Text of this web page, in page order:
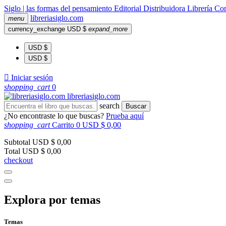
Siglo | las formas del pensamiento Editorial Distribuidora Librería
menu libreriasiglo.com
currency_exchange USD $ expand_more
USD $
USD $
 Iniciar sesión
shopping_cart 0
libreriasiglo.com
search
Buscar
¿No encontraste lo que buscas? Prueba aquí
shopping_cart Carrito 0 USD $ 0,00
Subtotal USD $ 0,00
Total USD $ 0,00
checkout
Explora por temas
Temas